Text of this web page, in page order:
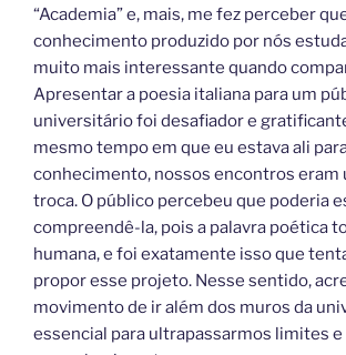
“Academia” e, mais, me fez perceber
conhecimento produzido por nós
muito mais interessante quando
Apresentar a poesia italiana para um
universitário foi desafiador e
mesmo tempo em que eu estava ali
conhecimento, nossos encontros eram
troca. O público percebeu que poderia
compreendê-la, pois a palavra poética
humana, e foi exatamente isso que
propor esse projeto. Nesse sentido,
movimento de ir além dos muros da
essencial para ultrapassarmos limites